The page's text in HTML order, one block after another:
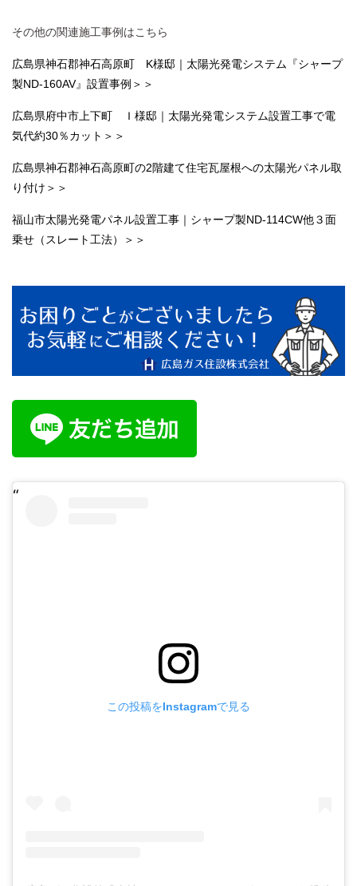
その他の関連施工事例はこちら
広島県神石郡神石高原町 K様邸｜太陽光発電システム『シャープ
製ND-160AV』設置事例＞＞
広島県府中市上下町 Ｉ様邸｜太陽光発電システム設置工事で電
気代約30％カット＞＞
広島県神石郡神石高原町の2階建て住宅瓦屋根への太陽光パネル取
り付け＞＞
福山市太陽光発電パネル設置工事｜シャープ製ND-114CW他３面
乗せ（スレート工法）＞＞
この投稿をInstagramで見る